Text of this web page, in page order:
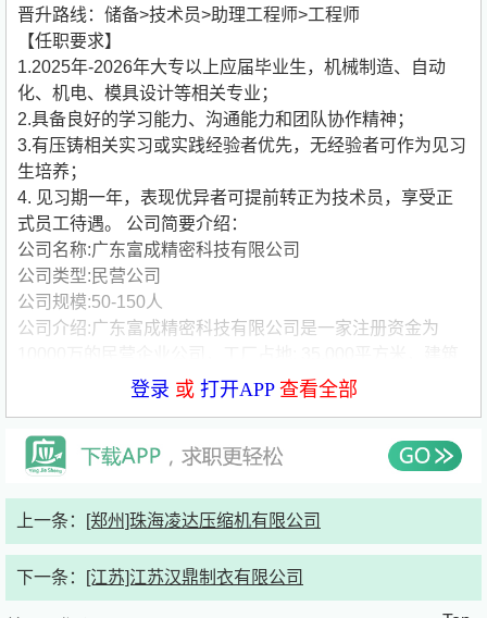
晋升路线：储备>技术员>助理工程师>工程师
【任职要求】
1.2025年-2026年大专以上应届毕业生，机械制造、自动
化、机电、模具设计等相关专业；
2.具备良好的学习能力、沟通能力和团队协作精神；
3.有压铸相关实习或实践经验者优先，无经验者可作为见习
生培养；
4. 见习期一年，表现优异者可提前转正为技术员，享受正
式员工待遇。 公司简要介绍：
公司名称:广东富成精密科技有限公司
公司类型:民营公司
公司规模:50-150人
公司介绍:广东富成精密科技有限公司是一家注册资金为
面积20,000平方米，公司2023年2月份成立压铸事业部，从
零件、电池系统、电驱电控系统等铝合金零件;另外也会承
接传统燃油汽车铝合金零件。
登录 或 打开APP查看全部
上一条： [郑州]珠海凌达压缩机有限公司
下一条： [江苏]江苏汉鼎制衣有限公司